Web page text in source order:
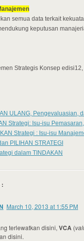
semua data terkait
keputusan
Strategis Konsep
ULANG, Pengevaluasian,
Strategi: Isu-isu
Strategi : Isu-isu
PILIHAN STRATEGI
dalam TINDAKAN
March 10, 2013 at 1:55 PM
terlewatkan disini, VCA (
disini.